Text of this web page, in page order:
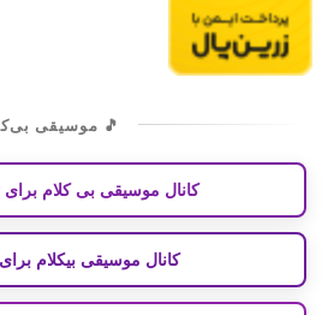
🎵 موسیقی بی‌کلام
کانال موسیقی بی کلام برای ترید
کانال موسیقی بیکلام برای